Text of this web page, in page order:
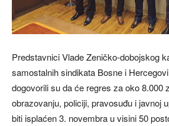
Predstavnici Vlade Zeničko-dobojskog
samostalnih sindikata Bosne i
dogovorili su da će regres za oko 8.000
obrazovanju, policiji, pravosuđu i javnoj
biti isplaćen 3. novembra u visini 50